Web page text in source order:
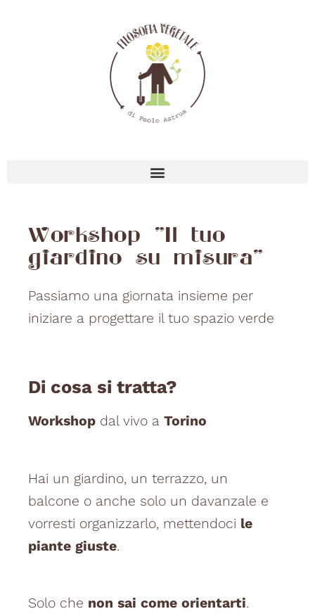
Workshop "Il tuo
giardino su misura"
Passiamo una giornata insieme per
iniziare a progettare il tuo spazio verde
Di cosa si tratta?
Workshop dal vivo a Torino
Hai un giardino, un terrazzo, un
balcone o anche solo un davanzale e
vorresti organizzarlo, mettendoci le
piante giuste.
Solo che non sai come orientarti.